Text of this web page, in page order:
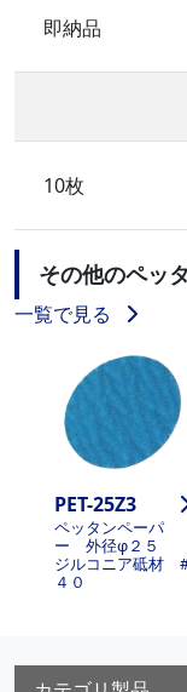
即納品
10枚
その他のペッ
一覧で見る
PET-25Z3
ペッタンペーパ
ー 外径φ２５
ジルコニア砥材
４０